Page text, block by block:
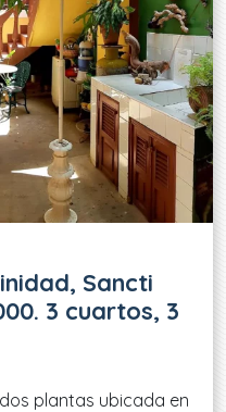
Sancti
3 cuartos, 3
plantas ubicada en